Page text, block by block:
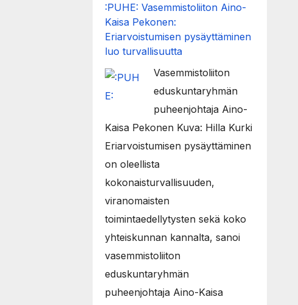
:PUHE: Vasemmistoliiton Aino-
Kaisa Pekonen:
Eriarvoistumisen pysäyttäminen
luo turvallisuutta
Vasemmistoliiton
eduskuntaryhmän
puheenjohtaja Aino-
Kaisa Pekonen Kuva: Hilla Kurki
Eriarvoistumisen pysäyttäminen
on oleellista
kokonaisturvallisuuden,
viranomaisten
toimintaedellytysten sekä koko
yhteiskunnan kannalta, sanoi
vasemmistoliiton
eduskuntaryhmän
puheenjohtaja Aino-Kaisa